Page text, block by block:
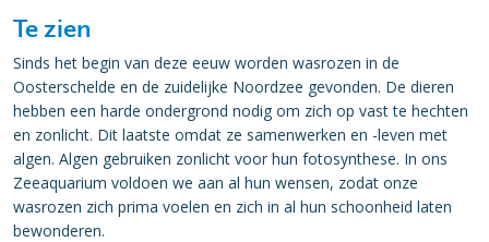
Te zien
Sinds het begin van deze eeuw worden wasrozen in de
Oosterschelde en de zuidelijke Noordzee gevonden. De dieren
hebben een harde ondergrond nodig om zich op vast te hechten
en zonlicht. Dit laatste omdat ze samenwerken en -leven met
algen. Algen gebruiken zonlicht voor hun fotosynthese. In ons
Zeeaquarium voldoen we aan al hun wensen, zodat onze
wasrozen zich prima voelen en zich in al hun schoonheid laten
bewonderen.